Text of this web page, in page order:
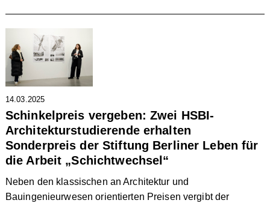
14.03.2025
Schinkelpreis vergeben: Zwei HSBI-
Architekturstudierende erhalten
Sonderpreis der Stiftung Berliner Leben für
die Arbeit „Schichtwechsel“
Neben den klassischen an Architektur und
Bauingenieurwesen orientierten Preisen vergibt der